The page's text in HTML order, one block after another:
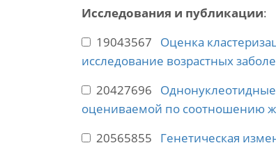
Исследования и публикации:
19043567 Оценка
исследование возрастных
20427696 Однонуклеотидные
оцениваемой по соотношению
20565855 Генетическая